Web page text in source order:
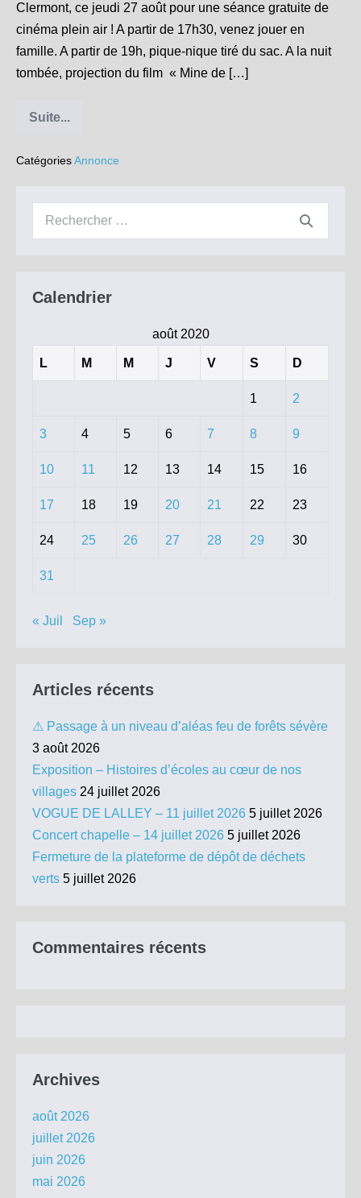
Clermont, ce jeudi 27 août pour une séance gratuite de
cinéma plein air ! A partir de 17h30, venez jouer en
famille. A partir de 19h, pique-nique tiré du sac. A la nuit
tombée, projection du film « Mine de […]
Suite...
Cinéma
air
Monestier
de
Clermont
jeudi
CatégoriesAnnonce
Recherche
Calendrier
août 2020
L M M J V S D
1 2
3 4 5 6 7 8 9
10 11 12 13 14 15 16
17 18 19 20 21 22 23
24 25 26 27 28 29 30
31
« Juil Sep »
Articles récents
⚠ Passage à un niveau d’aléas feu de forêts sévère
3 août 2026
Exposition – Histoires d’écoles au cœur de nos
villages 24 juillet 2026
VOGUE DE LALLEY – 11 juillet 2026 5 juillet 2026
Concert chapelle – 14 juillet 2026 5 juillet 2026
Fermeture de la plateforme de dépôt de déchets
verts 5 juillet 2026
Commentaires récents
Archives
août 2026
juillet 2026
juin 2026
mai 2026